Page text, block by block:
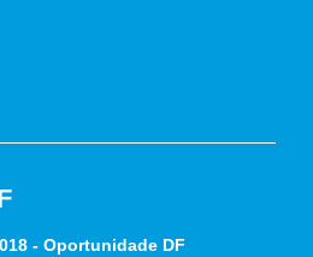
- Oportunidade DF